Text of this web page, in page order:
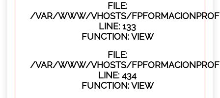
FILE:
/VAR/WWW/VHOSTS/
LINE: 133
FUNCTION: VIEW
FILE:
/VAR/WWW/VHOSTS/
LINE: 434
FUNCTION: VIEW